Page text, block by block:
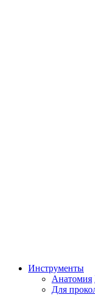
Инструменты
Анатомия
Для